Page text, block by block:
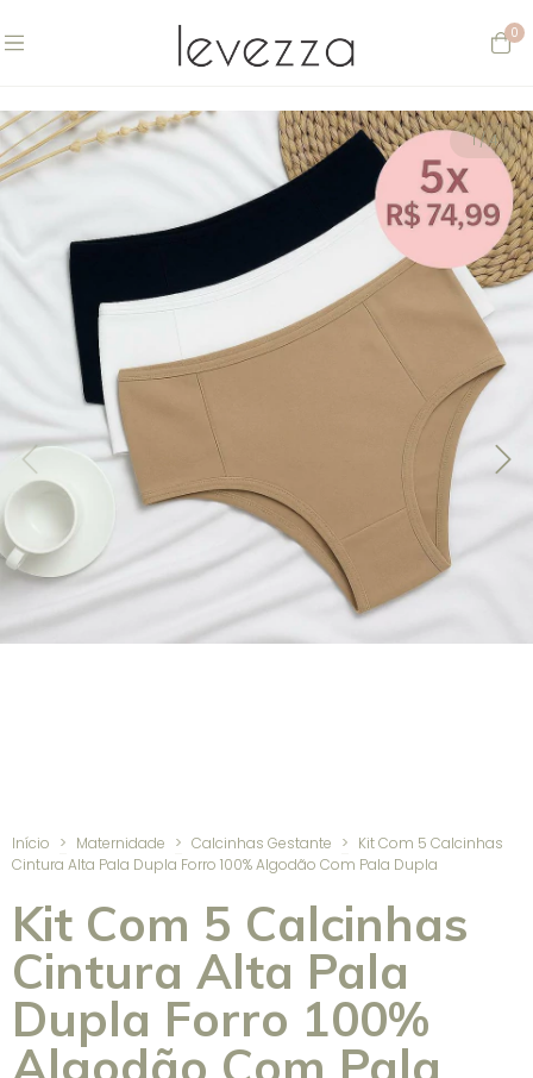
0
1/4
Início > Maternidade > Calcinhas Gestante > Kit Com 5 Calcinhas
Cintura Alta Pala Dupla Forro 100% Algodão Com Pala Dupla
Kit Com 5 Calcinhas
Cintura Alta Pala
Dupla Forro 100%
Algodão Com Pala